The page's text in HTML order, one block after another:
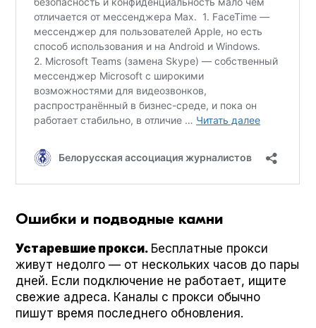
Ошибки и подводные камни
Устаревшие прокси. Бесплатные прокси
живут недолго — от нескольких часов до пары
дней. Если подключение не работает, ищите
свежие адреса. Каналы с прокси обычно
пишут время последнего обновления.